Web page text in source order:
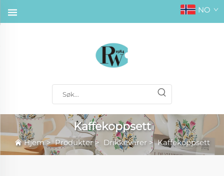
NO
Kaffekoppsett
Hjem>Produkter> Drikkevarer>Kaffekoppsett